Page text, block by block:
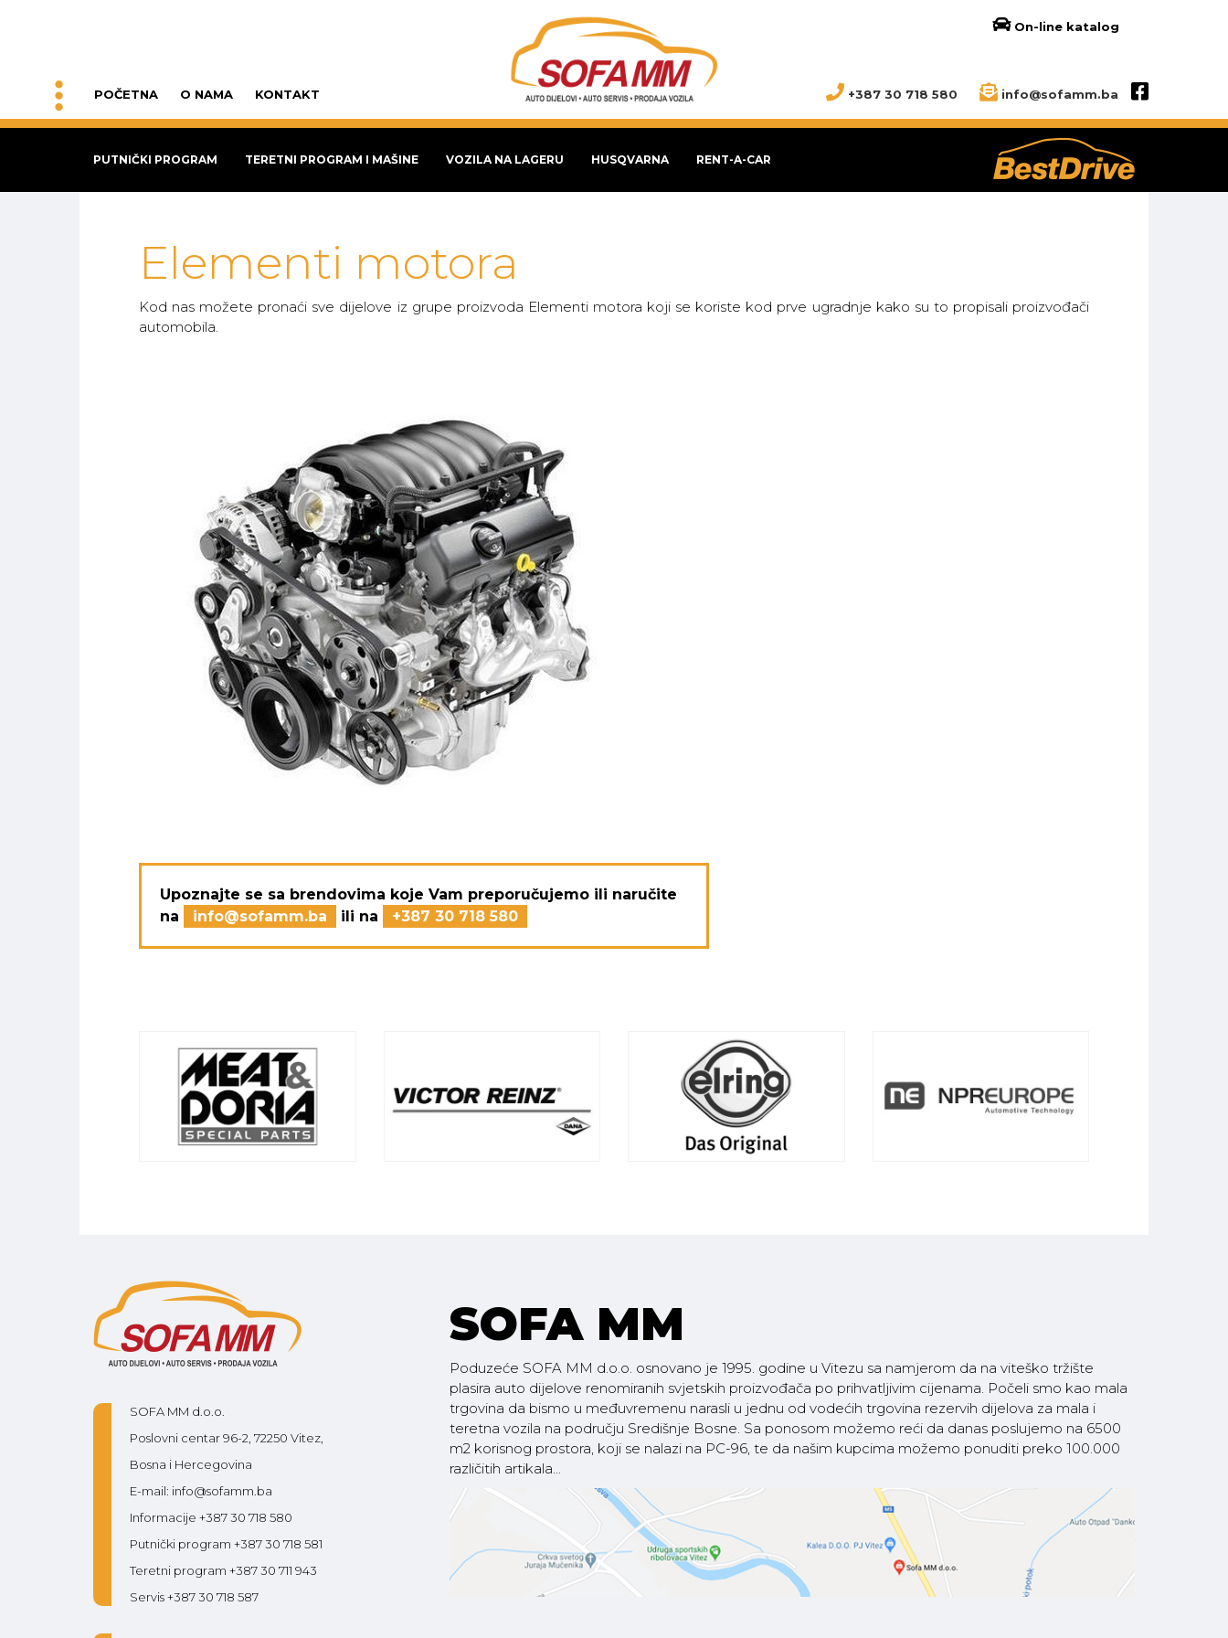
POČETNA O NAMA KONTAKT
On-line katalog
+387 30 718 580 info@sofamm.ba
PUTNIČKI PROGRAM TERETNI PROGRAM I MAŠINE VOZILA NA LAGERU HUSQVARNA RENT-A-CAR
Elementi motora
Kod nas možete pronaći sve dijelove iz grupe proizvoda Elementi motora koji se koriste kod prve ugradnje kako su to propisali proizvođači
automobila.
Upoznajte se sa brendovima koje Vam preporučujemo ili naručite
na
info@sofamm.ba ili na +387 30 718 580
SOFA MM d.o.o.
Poslovni centar 96-2, 72250 Vitez,
Bosna i Hercegovina
E-mail: info@sofamm.ba
Informacije +387 30 718 580
Putnički program +387 30 718 581
Teretni program +387 30 711 943
Servis +387 30 718 587
SOFA MM
Poduzeće SOFA MM d.o.o. osnovano je 1995. godine u Vitezu sa namjerom da na viteško tržište
plasira auto dijelove renomiranih svjetskih proizvođača po prihvatljivim cijenama. Počeli smo kao mala
trgovina da bismo u međuvremenu narasli u jednu od vodećih trgovina rezervih dijelova za mala i
teretna vozila na području Središnje Bosne. Sa ponosom možemo reći da danas poslujemo na 6500
m2 korisnog prostora, koji se nalazi na PC-96, te da našim kupcima možemo ponuditi preko 100.000
različitih artikala...